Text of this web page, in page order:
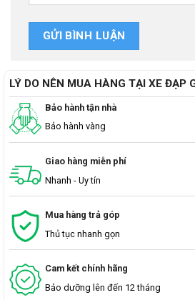
LÝ DO NÊN MUA HÀNG TẠI XE ĐẠP
Bảo hành tận nhà
Bảo hành vàng
Giao hàng miễn phí
Nhanh - Uy tín
Mua hàng trả góp
Thủ tục nhanh gọn
Cam kết chính hãng
Bảo dưỡng lên đến 12 tháng